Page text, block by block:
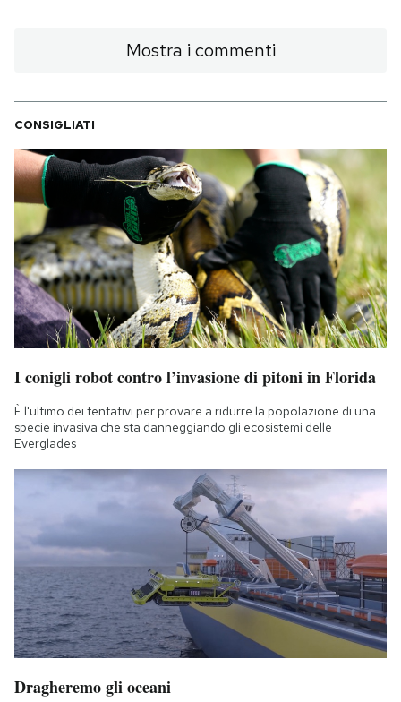
Mostra i commenti
CONSIGLIATI
I conigli robot contro l’invasione di pitoni in Florida
È l'ultimo dei tentativi per provare a ridurre la popolazione di una
specie invasiva che sta danneggiando gli ecosistemi delle
Everglades
Dragheremo gli oceani